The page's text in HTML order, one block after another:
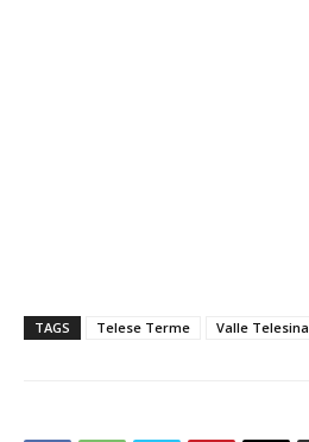
TAGS Telese Terme Valle Telesina